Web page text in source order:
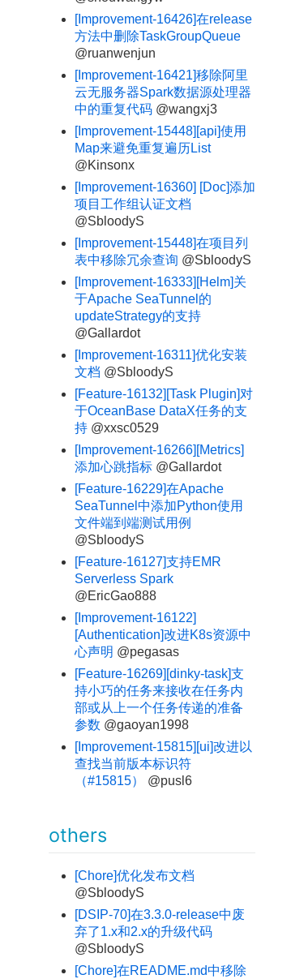
[Improvement-16426]在release
方法中删除TaskGroupQueue
@ruanwenjun
[Improvement-16421]移除阿里
云无服务器Spark数据源处理器
中的重复代码 @wangxj3
[Improvement-15448][api]使用
Map来避免重复遍历List
@Kinsonx
[Improvement-16360] [Doc]添加
项目工作组认证文档
@SbloodyS
[Improvement-15448]在项目列
表中移除冗余查询 @SbloodyS
[Improvement-16333][Helm]关
于Apache SeaTunnel的
updateStrategy的支持
@Gallardot
[Improvement-16311]优化安装
文档 @SbloodyS
[Feature-16132][Task Plugin]对
于OceanBase DataX任务的支
持 @xxsc0529
[Improvement-16266][Metrics]
添加心跳指标 @Gallardot
[Feature-16229]在Apache
SeaTunnel中添加Python使用
文件端到端测试用例
@SbloodyS
[Feature-16127]支持EMR
Serverless Spark
@EricGao888
[Improvement-16122]
[Authentication]改进K8s资源中
心声明 @pegasas
[Feature-16269][dinky-task]支
持小巧的任务来接收在任务内
部或从上一个任务传递的准备
参数 @gaoyan1998
[Improvement-15815][ui]改进以
查找当前版本标识符
（#15815）
@pusl6
others
[Chore]优化发布文档
@SbloodyS
[DSIP-70]在3.3.0-release中废
弃了1.x和2.x的升级代码
@SbloodyS
[Chore]在README.md中移除